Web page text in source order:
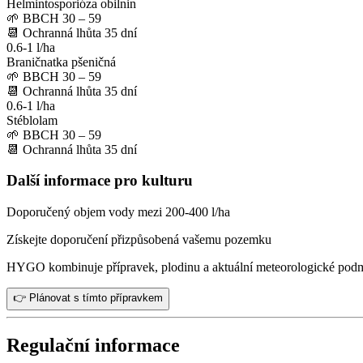
Helmintosporióza obilnin
🌱 BBCH 30 – 59
📆 Ochranná lhůta 35 dní
0.6-1 l/ha
Braničnatka pšeničná
🌱 BBCH 30 – 59
📆 Ochranná lhůta 35 dní
0.6-1 l/ha
Stéblolam
🌱 BBCH 30 – 59
📆 Ochranná lhůta 35 dní
Další informace pro kulturu
Doporučený objem vody mezi 200-400 l/ha
Získejte doporučení přizpůsobená vašemu pozemku
HYGO kombinuje přípravek, plodinu a aktuální meteorologické
👉 Plánovat s tímto přípravkem
Regulační informace